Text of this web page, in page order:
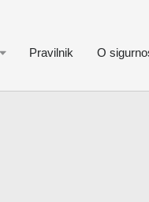
Pravilnik O